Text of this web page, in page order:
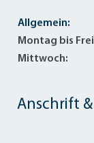
Anschrift
Allgemein:
Montag bis
Mittwoch: